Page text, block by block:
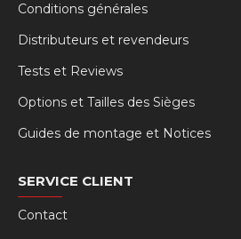
Conditions générales
Distributeurs et revendeurs
Tests et Reviews
Options et Tailles des Sièges
Guides de montage et Notices
SERVICE CLIENT
Contact